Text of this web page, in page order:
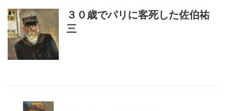
３０歳でパリに客死した佐伯祐
三